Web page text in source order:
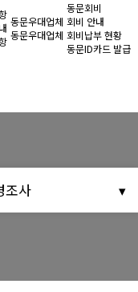
동문우대업체
동문우대업체
동문회비
회비 안내
회비납부 현황
동문ID카드 발급
조사